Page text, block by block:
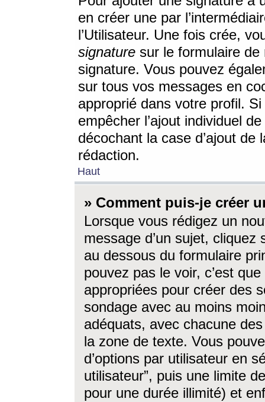
en créer une par
l’Utilisateur. Une fois crée,
signature sur le formulaire de
signature. Vous pouvez
sur tous vos messages en
approprié dans votre profil.
empêcher l’ajout individuel
décochant la case d’ajout
rédaction.
Haut
» Comment puis-je créer
Lorsque vous rédigez un
message d’un sujet, cliquez
au dessous du formulaire
pouvez pas le voir, c’est
appropriées pour créer des
sondage avec au moins
adéquats, avec chacune
la zone de texte. Vous
d’options par utilisateur en
utilisateur”, puis une limite
pour une durée illimité) et